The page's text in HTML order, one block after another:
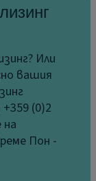
Или
вашия
(0)2
на
Пон -